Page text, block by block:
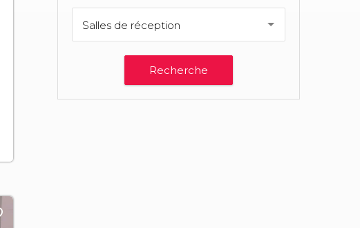
Salles de réception